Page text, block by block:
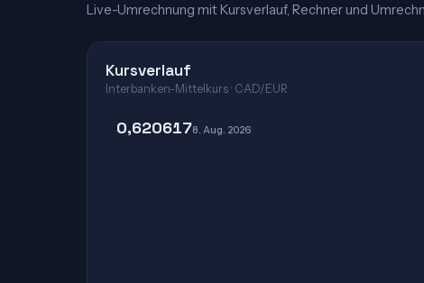
Live-Umrechnung mit Kursverlauf, Rechner und
Kursverlauf
Interbanken-Mittelkurs · CAD/EUR
0,6206178. Aug. 2026